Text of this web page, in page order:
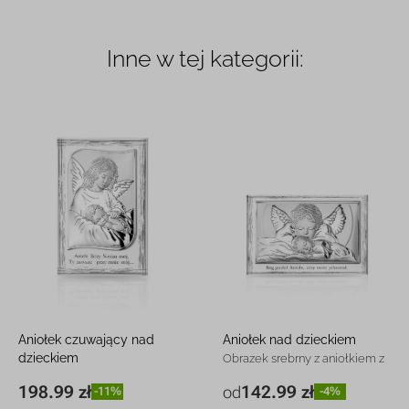
Inne w tej kategorii:
Aniołek czuwający nad
dzieckiem
grawerem
198.99 zł -11%
11,5 x 17,5
198.99
Aniołek nad dzieckiem
Obrazek srebrny z aniołkiem z
od142.99 zł -4%
13,5 x 9 cm 142.99 zł